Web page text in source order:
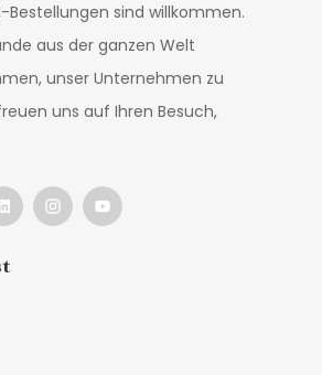
Bestellungen sind willkommen.
aus der ganzen Welt
unser Unternehmen zu
uns auf Ihren Besuch,